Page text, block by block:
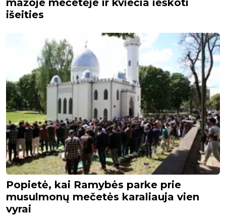
mažoje mečetėje ir kviečia ieškoti
išeities
Popietė, kai Ramybės parke prie
musulmonų mečetės karaliauja vien
vyrai